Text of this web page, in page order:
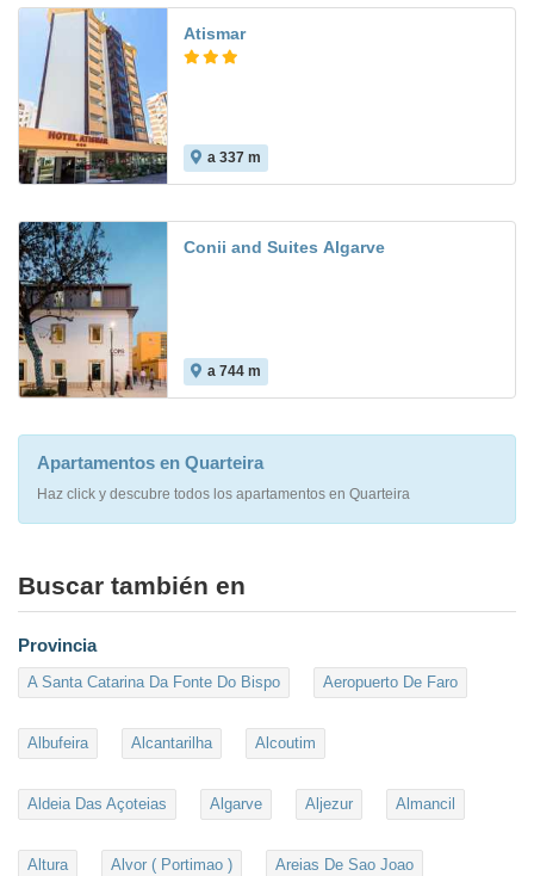
Atismar
a 337 m
Conii and Suites Algarve
a 744 m
Apartamentos en Quarteira
Haz click y descubre todos los apartamentos en Quarteira
Buscar también en
Provincia
A Santa Catarina Da Fonte Do Bispo Aeropuerto De Faro
Albufeira Alcantarilha Alcoutim
Aldeia Das Açoteias Algarve Aljezur Almancil
Altura Alvor ( Portimao ) Areias De Sao Joao